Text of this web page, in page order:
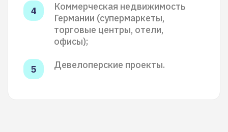
Коммерческая недвижимость
Германии (cупермаркеты,
торговые центры, отели,
офисы);
Девелоперские проекты.